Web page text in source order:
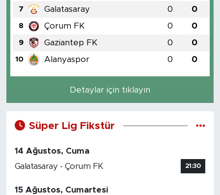
7 Galatasaray 0 0
8 Çorum FK 0 0
9 Gaziantep FK 0 0
10 Alanyaspor 0 0
Detaylar için tıklayın
Süper Lig Fikstür
14 Ağustos, Cuma
Galatasaray - Çorum FK
21:30
15 Ağustos, Cumartesi